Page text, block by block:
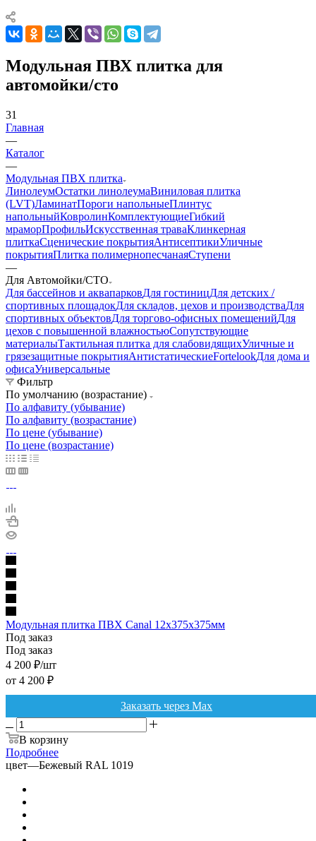
Модульная ПВХ плитка для
автомойки/сто
31
Главная
—
Каталог
—
Модульная ПВХ плитка
ЛинолеумОстатки линолеумаВиниловая плитка
(LVT)ЛаминатПороги напольныеПлинтус
напольныйКовролинКомплектующиеГибкий
мраморПрофильИскусственная траваКлинкерная
плиткаСценические покрытияАнтисептикиУличные
покрытияПлитка полимернопесчанаяСтупени
—
Для Автомойки/СТО
Для бассейнов и аквапарковДля гостиницДля детских /
спортивных площадокДля складов, цехов и производстваДля
спортивных объектовДля торгово-офисных помещенийДля
цехов с повышенной влажностьюСопутствующие
материалыТактильная плитка для слабовидящихУличные и
грязезащитные покрытияАнтистатическиеFortelookДля дома и
офисаУниверсальные
Фильтр
По умолчанию (возрастание)
По алфавиту (убывание)
По алфавиту (возрастание)
По цене (убывание)
По цене (возрастание)
Модульная плитка ПВХ Canal 12х375х375мм
Под заказ
Под заказ
4 200 ₽/шт
от 4 200 ₽
Заказать через Max
В корзину
Подробнее
цвет—Бежевый RAL 1019